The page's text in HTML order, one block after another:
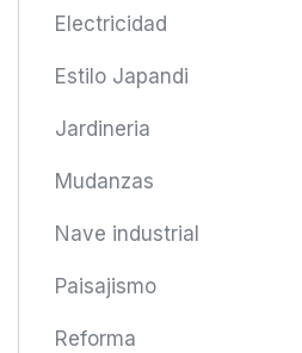
Electricidad
Estilo Japandi
Jardineria
Mudanzas
Nave industrial
Paisajismo
Reforma